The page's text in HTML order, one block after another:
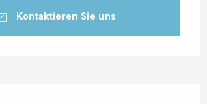
Kontaktieren Sie uns